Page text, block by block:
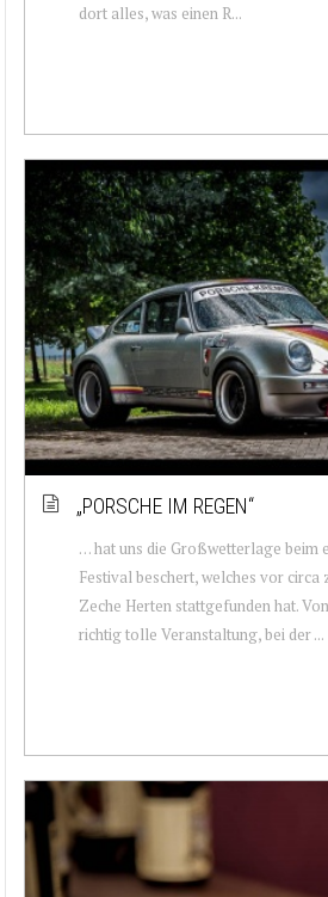
dort alles, was einen R...
„PORSCHE IM REGEN“
… hat uns die Großwetterlage beim
Festival beschert, welches vor circa
Zeche Herten stattgefunden hat.
richtig tolle Veranstaltung, bei der ...